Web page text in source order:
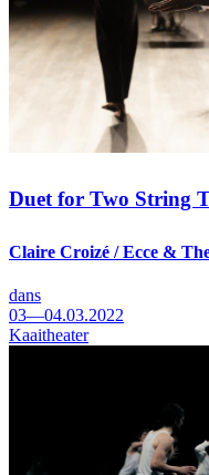
Duet for Two String
Claire Croizé / Ecce &
dans
03—04.03.2022
Kaaitheater